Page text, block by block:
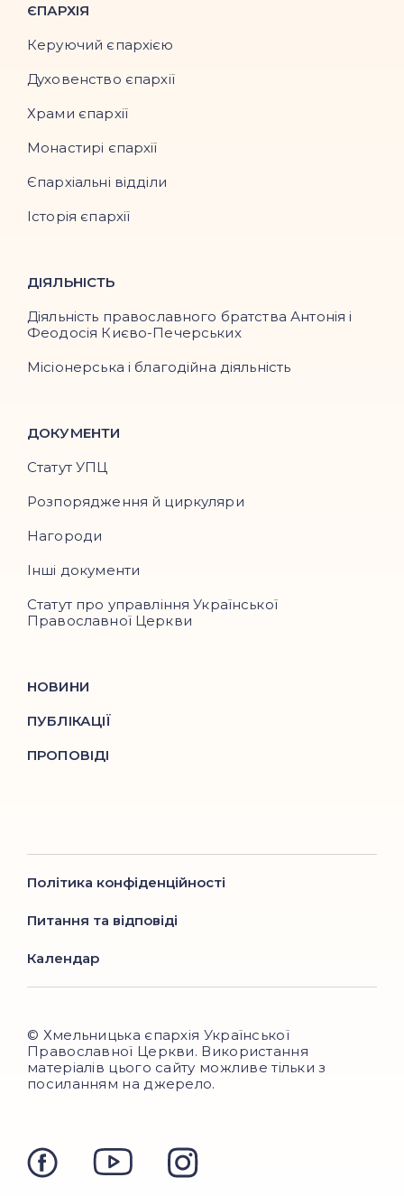
ЄПАРХІЯ
Керуючий єпархією
Духовенство єпархії
Храми єпархії
Монастирі єпархії
Єпархіальні відділи
Історія єпархії
ДІЯЛЬНІСТЬ
Діяльність православного братства Антонія і
Феодосія Києво-Печерських
Місіонерська і благодійна діяльність
ДОКУМЕНТИ
Статут УПЦ
Розпорядження й циркуляри
Нагороди
Інші документи
Статут про управління Української
Православної Церкви
НОВИНИ
ПУБЛІКАЦІЇ
ПРОПОВІДІ
Політика конфіденційності
Питання та відповіді
Календар
© Хмельницька єпархія Української
Православної Церкви. Використання
матеріалів цього сайту можливе тільки з
посиланням на джерело.